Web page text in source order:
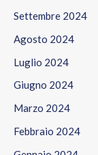
Settembre 2024
Agosto 2024
Luglio 2024
Giugno 2024
Marzo 2024
Febbraio 2024